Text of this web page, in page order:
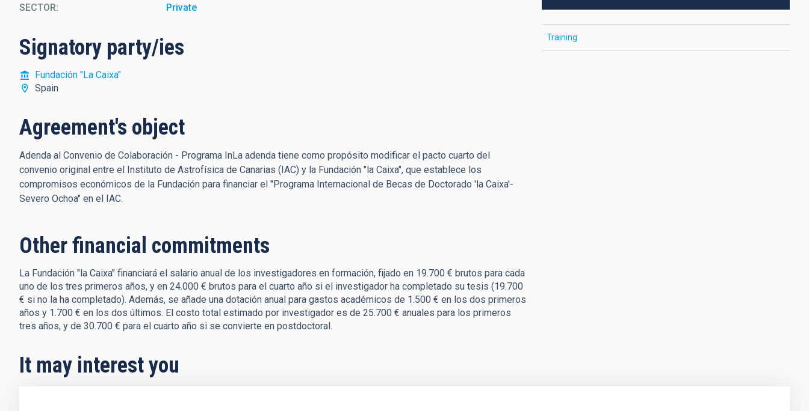
SECTOR Private
Signatory party/ies
Fundación "La Caixa"
Spain
Agreement's object
Adenda al Convenio de Colaboración - Programa InLa adenda tiene como propósito modificar el pacto cuarto del
convenio original entre el Instituto de Astrofísica de Canarias (IAC) y la Fundación "la Caixa", que establece los
compromisos económicos de la Fundación para financiar el "Programa Internacional de Becas de Doctorado 'la Caixa'-
Severo Ochoa" en el IAC.
Other financial commitments
La Fundación "la Caixa" financiará el salario anual de los investigadores en formación, fijado en 19.700 € brutos para cada
uno de los tres primeros años, y en 24.000 € brutos para el cuarto año si el investigador ha completado su tesis (19.700
€ si no la ha completado). Además, se añade una dotación anual para gastos académicos de 1.500 € en los dos primeros
años y 1.700 € en los dos últimos. El costo total estimado por investigador es de 25.700 € anuales para los primeros
tres años, y de 30.700 € para el cuarto año si se convierte en postdoctoral.
Training
It may interest you